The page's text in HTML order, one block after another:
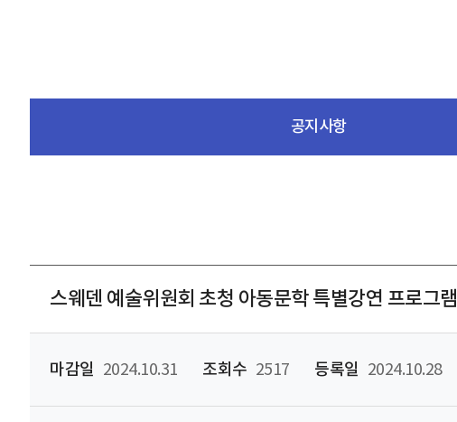
공지사항
스웨덴 예술위원회 초청 아동문학 특별강연 프로그램
마감일 2024.10.31 조회수 2517 등록일 2024.10.28